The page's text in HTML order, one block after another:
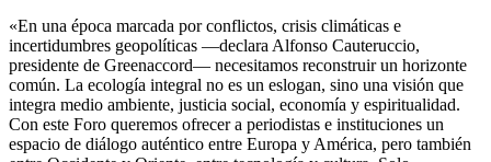
«En una época marcada por conflictos, crisis climáticas e
incertidumbres geopolíticas —declara Alfonso Cauteruccio,
presidente de Greenaccord— necesitamos reconstruir un horizonte
común. La ecología integral no es un eslogan, sino una visión que
integra medio ambiente, justicia social, economía y espiritualidad.
Con este Foro queremos ofrecer a periodistas e instituciones un
espacio de diálogo auténtico entre Europa y América, pero también